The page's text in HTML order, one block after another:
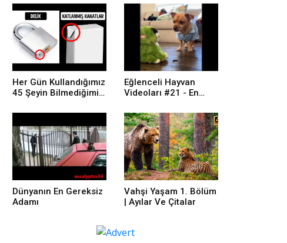
Her Gün Kullandığımız
45 Şeyin Bilmediğimiz
Eğlenceli Hayvan
Videoları #21 - En
Kediler Ve Köpekler
Dünyanın En Gereksiz
Adamı
Vahşi Yaşam 1. Bölüm
| Ayılar Ve Çitalar